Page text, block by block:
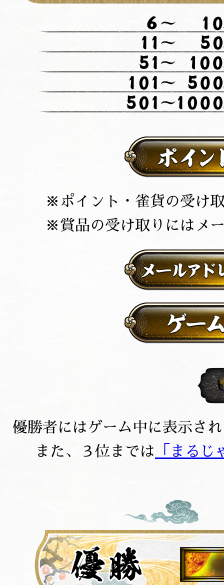
ポイント・雀貨の受け
賞品の受け取りにはメ
優勝者にはゲーム中に表示さ
また、３位までは 「まるじ